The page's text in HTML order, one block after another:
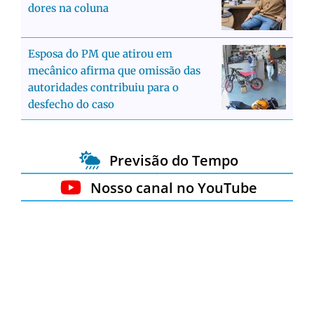
dores na coluna
Esposa do PM que atirou em
mecânico afirma que omissão das
autoridades contribuiu para o
desfecho do caso
Previsão do Tempo
Nosso canal no YouTube